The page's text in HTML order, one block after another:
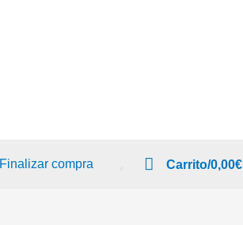
Finalizar compra Carrito/0,00€